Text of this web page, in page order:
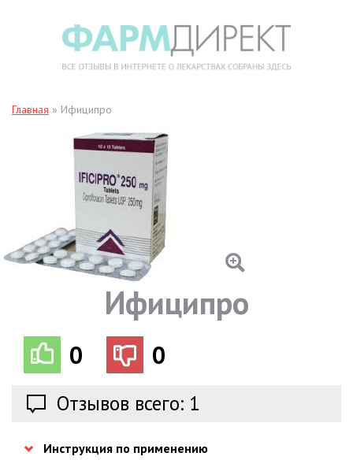
Главная » Ифиципро
Ифиципро
0 0
Отзывов всего: 1
Инструкция по применению